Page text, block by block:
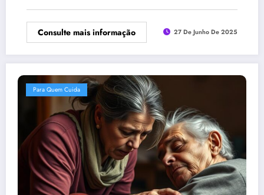
Consulte mais informação 27 De Junho De 2025
Para Quem Cuida